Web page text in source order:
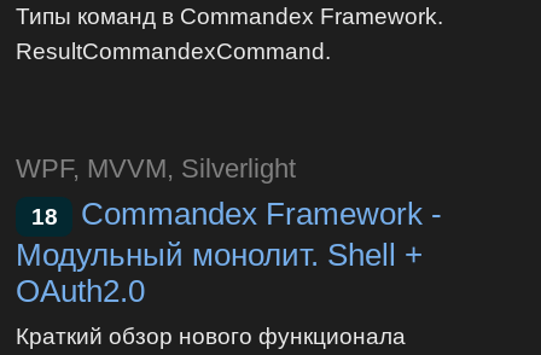
Типы команд в Commandex Framework.
ResultCommandexCommand.
WPF, MVVM, Silverlight
18
Commandex Framework -
Модульный монолит. Shell +
OAuth2.0
Краткий обзор нового функционала